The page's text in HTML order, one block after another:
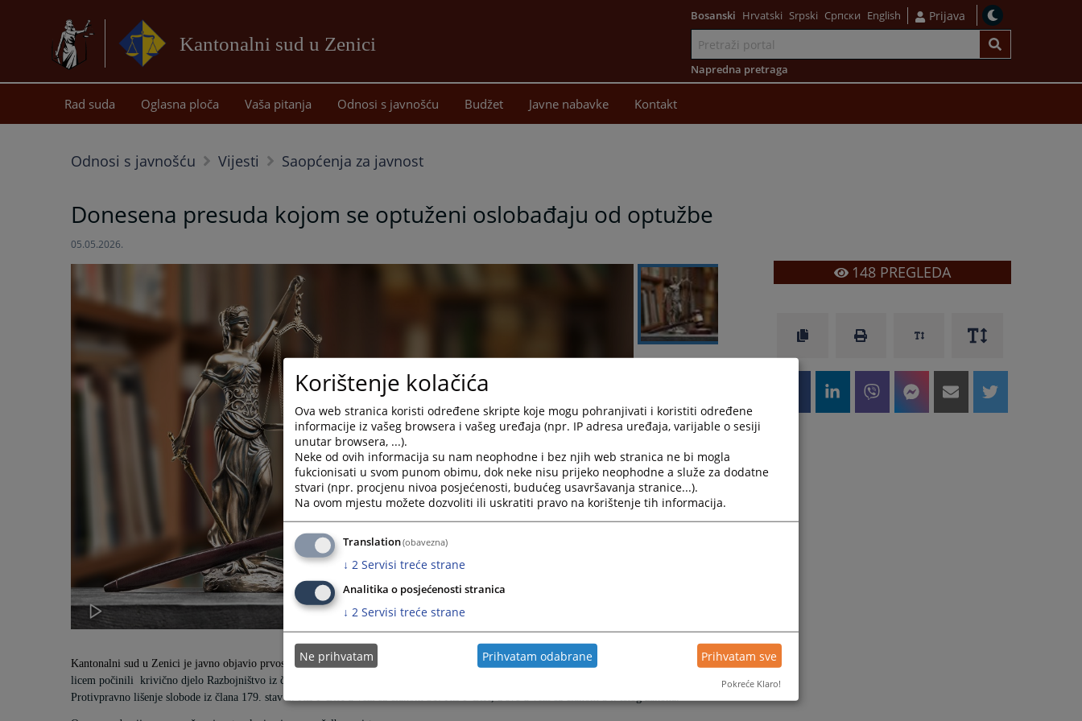
Kantonalni sud u Zenici
sadržaj
Bosanski Hrvatski Srpski Српски English Prijava
Napredna pretraga
Rad suda Oglasna ploča Vaša pitanja Odnosi s javnošću Budžet Javne nabavke Kontakt
Odnosi s javnošću Vijesti Saopćenja za javnost
Donesena presuda kojom se optuženi oslobađaju od optužbe
05.05.2026.
Kantonalni sud u Zenici je javno objavio prvostepenu presudu kojom se optuženi N.S. i A.S. oslobađaju od optužbe da su
zajednički sa NN
licem počinili krivično djelo Razbojništvo iz člana 289. stav 2. u vezi sa stavom 1. i u vezi sa članom 31. KZ F BiH i krivično djelo
Protivpravno lišenje slobode iz člana 179. stav 2. KZ F BiH u vezi sa članom 31. KZ F BiH, a sve u vezi sa članom 54. istog zakona.
148PREGLEDA
Korištenje kolačića
Ova web stranica koristi određene skripte koje mogu pohranjivati i koristiti određene
informacije iz vašeg browsera i vašeg uređaja (npr. IP adresa uređaja, varijable o sesiji
unutar browsera, ...).
Neke od ovih informacija su nam neophodne i bez njih web stranica ne bi mogla
fukcionisati u svom punom obimu, dok neke nisu prijeko neophodne a služe za dodatne
stvari (npr. procjenu nivoa posjećenosti, budućeg usavršavanja stranice...).
Na ovom mjestu možete dozvoliti ili uskratiti pravo na korištenje tih informacija.
Translation(obavezna)
↓ 2 Servisi treće strane
Analitika o posjećenosti stranica
↓ 2 Servisi treće strane
Ne prihvatam Prihvatam odabrane Prihvatam sve
Pokreće Klaro!